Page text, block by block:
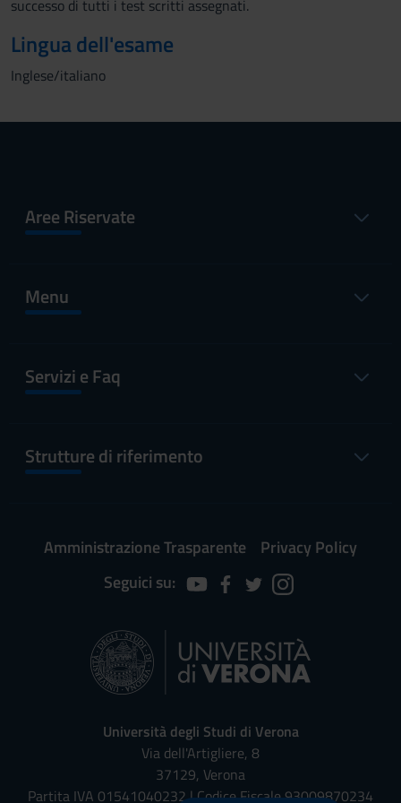
successo di tutti i test scritti assegnati.
Lingua dell'esame
Inglese/italiano
Aree Riservate
Menu
Servizi e Faq
Strutture di riferimento
Amministrazione Trasparente
Privacy Policy
Seguici su:
Università degli Studi di Verona
Via dell'Artigliere, 8
37129, Verona
Partita IVA 01541040232 | Codice Fiscale 93009870234